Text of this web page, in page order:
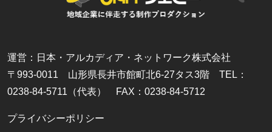
運営：日本・アルカディア・ネットワーク株式会社
〒993-0011 山形県長井市館町北6-27タス3階 TEL：
0238-84-5711（代表） FAX：0238-84-5712
プライバシーポリシー